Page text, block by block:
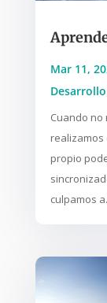
Mar 11,
Cuando no
propio
culpamos